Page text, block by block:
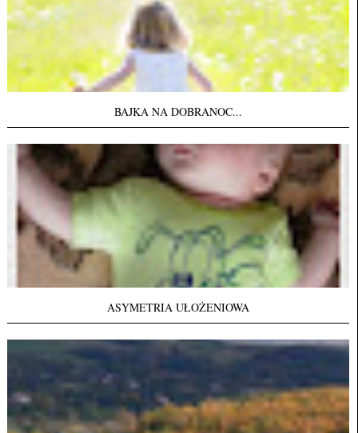
BAJKA NA DOBRANOC...
ASYMETRIA UŁOŻENIOWA